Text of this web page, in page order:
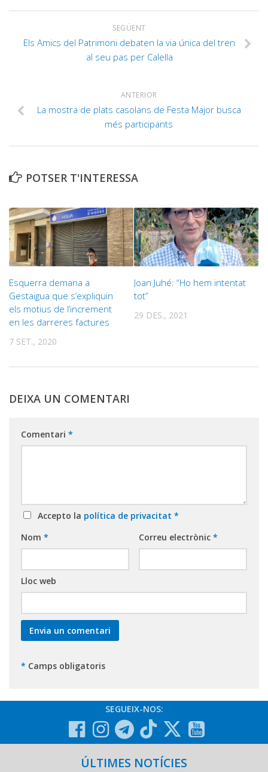
SEGÜENT
Els Amics del Patrimoni debaten la via única del tren
al seu pas per Calella
ANTERIOR
La mostra de plats casolans de Festa Major busca
més participants
POTSER T'INTERESSA
Esquerra demana a
Gestaigua que s’expliquin
els motius de l’increment
en les darreres factures
7 SET., 2020
Joan Juhé: “Ho hem intentat
tot”
29 DES., 2021
DEIXA UN COMENTARI
Comentari *
Accepto la política de privacitat *
Nom * Correu electrònic *
Lloc web
* Camps obligatoris
SEGUEIX-NOS:
ÚLTIMES NOTÍCIES